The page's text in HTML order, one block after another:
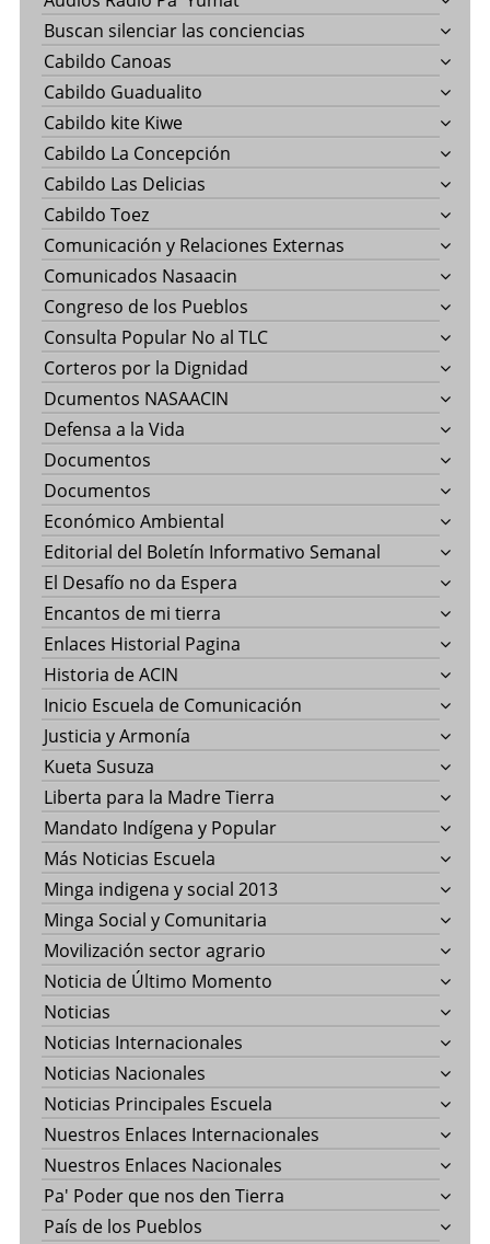
Buscan silenciar las conciencias
Cabildo Canoas
Cabildo Guadualito
Cabildo kite Kiwe
Cabildo La Concepción
Cabildo Las Delicias
Cabildo Toez
Comunicación y Relaciones Externas
Comunicados Nasaacin
Congreso de los Pueblos
Consulta Popular No al TLC
Corteros por la Dignidad
Dcumentos NASAACIN
Defensa a la Vida
Documentos
Documentos
Económico Ambiental
Editorial del Boletín Informativo Semanal
El Desafío no da Espera
Encantos de mi tierra
Enlaces Historial Pagina
Historia de ACIN
Inicio Escuela de Comunicación
Justicia y Armonía
Kueta Susuza
Liberta para la Madre Tierra
Mandato Indígena y Popular
Más Noticias Escuela
Minga indigena y social 2013
Minga Social y Comunitaria
Movilización sector agrario
Noticia de Último Momento
Noticias
Noticias Internacionales
Noticias Nacionales
Noticias Principales Escuela
Nuestros Enlaces Internacionales
Nuestros Enlaces Nacionales
Pa' Poder que nos den Tierra
País de los Pueblos